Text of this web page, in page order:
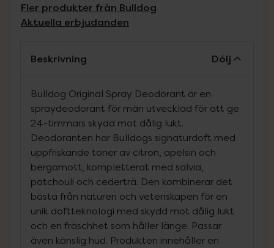
Fler produkter från Bulldog
Aktuella erbjudanden
Beskrivning Dölj
Bulldog Original Spray Deodorant är en
spraydeodorant för män utvecklad för att ge
24-timmars skydd mot dålig lukt.
Deodoranten har Bulldogs signaturdoft med
uppfriskande toner av citron, apelsin och
bergamott, kompletterat med salvia,
patchouli och cederträ. Den kombinerar det
bästa från naturen och vetenskapen för en
unik doftteknologi med skydd mot dålig lukt
och en fräschhet som håller länge. Passar
även känslig hud. Produkten innehåller en